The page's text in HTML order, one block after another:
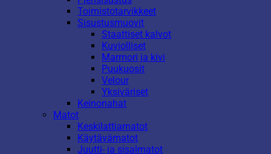
Toimistotarvikkeet
Sisustusmuovit
Staattiset kalvot
Kuviolliset
Marmori ja kivi
Puukuosit
Velour
Yksiväriset
Keinonahat
Matot
Keskilattiamatot
Käytävämatot
Juutti- ja sisalmatot